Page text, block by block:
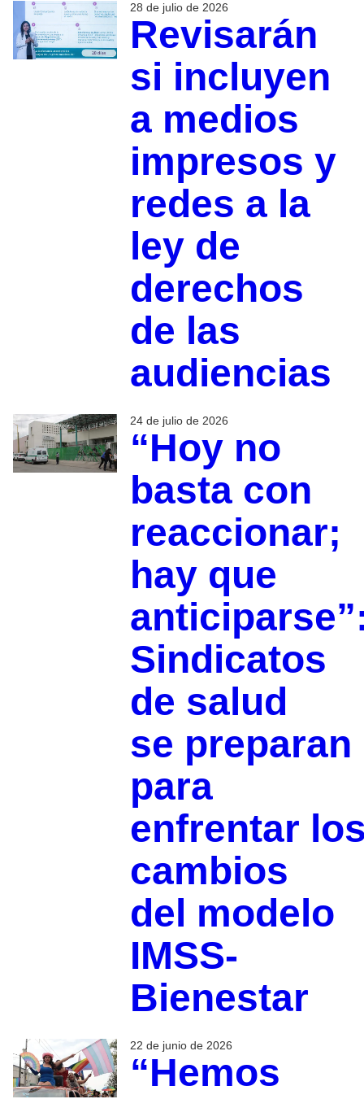
28 de julio de 2026
Revisarán
si incluyen
a medios
impresos y
redes a la
ley de
derechos
de las
audiencias
24 de julio de 2026
“Hoy no
basta con
reaccionar;
hay que
Sindicatos
de salud
se preparan
para
enfrentar
cambios
del modelo
IMSS-
Bienestar
22 de junio de 2026
“Hemos